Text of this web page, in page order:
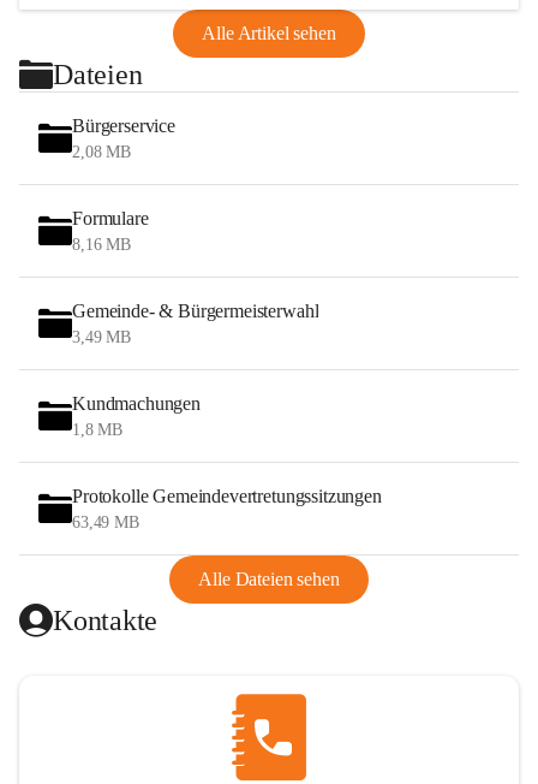
Alle Artikel sehen
Dateien
Bürgerservice
2,08 MB
Formulare
8,16 MB
Gemeinde- & Bürgermeisterwahl
3,49 MB
Kundmachungen
1,8 MB
Protokolle Gemeindevertretungssitzungen
63,49 MB
Alle Dateien sehen
Kontakte